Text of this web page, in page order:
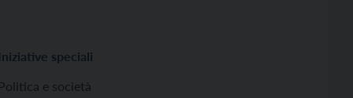
Iniziative speciali
Politica e società